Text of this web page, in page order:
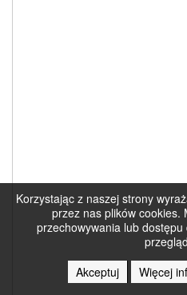
Korzystając z naszej strony
przez nas plików cookies.
przechowywania lub
Akceptuj
Więcej